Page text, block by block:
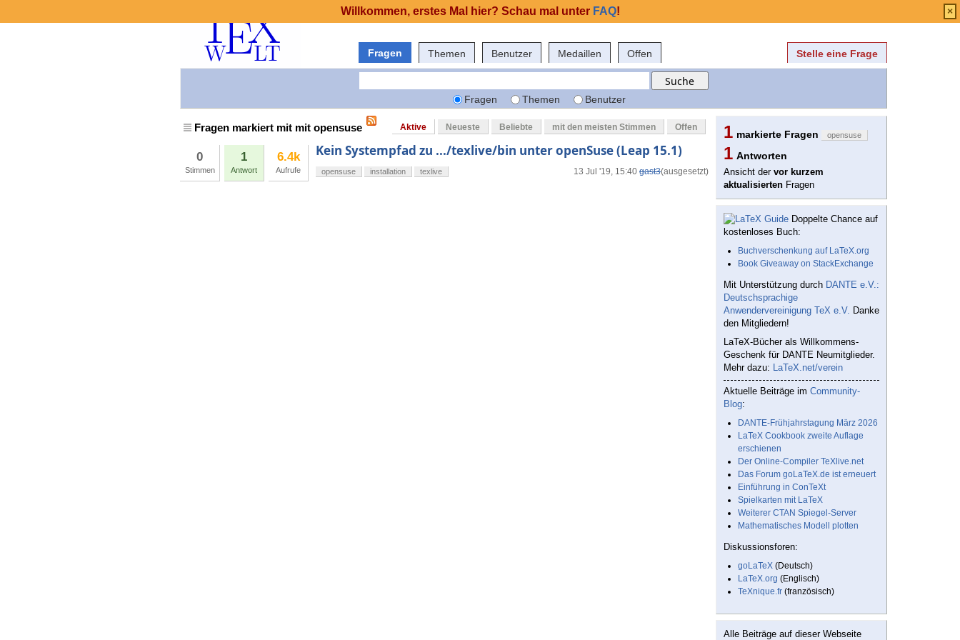
Fragen Themen Benutzer Medaillen Offen Stelle eine Frage
Fragen Themen Benutzer
Fragen markiert mit mit opensuse Aktive Neueste Beliebte mit den meisten Stimmen Offen
0
Stimmen
1
Antwort
6.4k
Aufrufe
Kein Systempfad zu .../texlive/bin unter openSuse (Leap 15.1)
13 Jul '19, 15:40 gast3(ausgesetzt)
opensuse installation texlive
1 markierte Fragen opensuse
1 Antworten
Ansicht der vor kurzem
aktualisierten Fragen
Doppelte Chance auf
kostenloses Buch:
Buchverschenkung auf LaTeX.org
Book Giveaway on StackExchange
Mit Unterstützung durch DANTE e.V.:
Deutschsprachige
Anwendervereinigung TeX e.V. Danke
den Mitgliedern!
LaTeX-Bücher als Willkommens-
Geschenk für DANTE Neumitglieder.
Mehr dazu: LaTeX.net/verein
Aktuelle Beiträge im Community-
Blog:
DANTE-Frühjahrstagung März 2026
LaTeX Cookbook zweite Auflage
erschienen
Der Online-Compiler TeXlive.net
Das Forum goLaTeX.de ist erneuert
Einführung in ConTeXt
Spielkarten mit LaTeX
Weiterer CTAN Spiegel-Server
Mathematisches Modell plotten
Diskussionsforen:
goLaTeX (Deutsch)
LaTeX.org (Englisch)
TeXnique.fr (französisch)
Alle Beiträge auf dieser Webseite
Willkommen, erstes Mal hier? Schau mal unter FAQ! ×